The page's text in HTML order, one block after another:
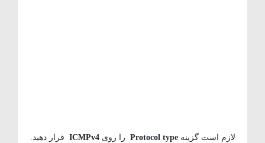
لازم است گزینهProtocol type را رویICMPv4 قرار دهید.